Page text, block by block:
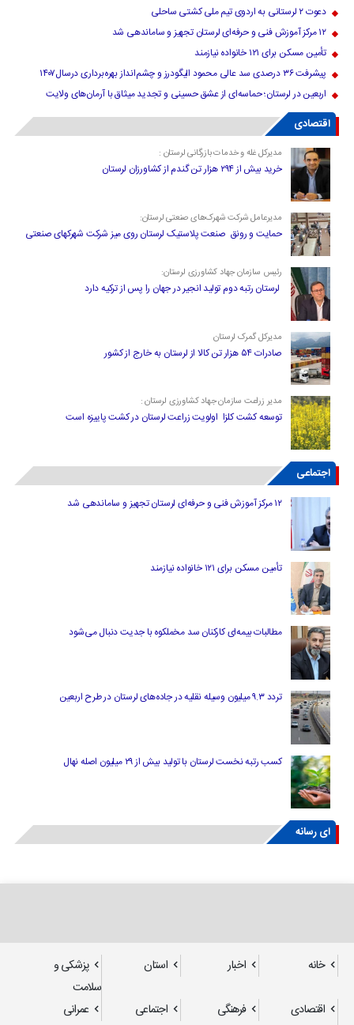
دعوت ۲ لرستانی به اردوی تیم ملی کشتی ساحلی
۱۲ مرکز آموزش فنی و حرفه‌ای لرستان تجهیز و ساماندهی شد
تأمین مسکن برای ۱۲۱ خانواده نیازمند
پیشرفت ۳۶ درصدی سد عالی محمود الیگودرز و چشم‌انداز بهره‌برداری درسال۱۴۰۷
اربعین در لرستان؛ حماسه‌ای از عشق حسینی و تجدید میثاق با آرمان‌های ولایت
اقتصادی
مدیرکل غله و خدمات بازرگانی لرستان :
خرید بیش از ۲۹۴ هزار تن گندم از کشاورزان لرستان
مدیرعامل شرکت شهرک‌های صنعتی لرستان:
حمایت و رونق صنعت پلاستیک لرستان روی میز شرکت شهرکهای صنعتی
رئیس سازمان جهاد کشاورزی لرستان:
لرستان رتبه دوم تولید انجیر در جهان را پس از ترکیه دارد
مدیرکل گمرک لرستان
صادرات ۵۴ هزار تن کالا از لرستان به خارج از کشور
مدیر زراعت سازمان جهاد کشاورزی لرستان :
توسعه کشت کلزا اولویت زراعت لرستان در کشت پاییزه است
اجتماعی
۱۲ مرکز آموزش فنی و حرفه‌ای لرستان تجهیز و ساماندهی شد
تأمین مسکن برای ۱۲۱ خانواده نیازمند
مطالبات بیمه‌ای کارکنان سد مخملکوه با جدیت دنبال می‌شود
تردد ۹.۳ میلیون وسیله نقلیه در جاده‌های لرستان در طرح اربعین
کسب رتبه نخست لرستان با تولید بیش از ۲۹ میلیون اصله نهال
ای رسانه
خانه اخبار استان
پزشکی و
سلامت
اقتصادی
فرهنگی اجتماعی
عمرانی